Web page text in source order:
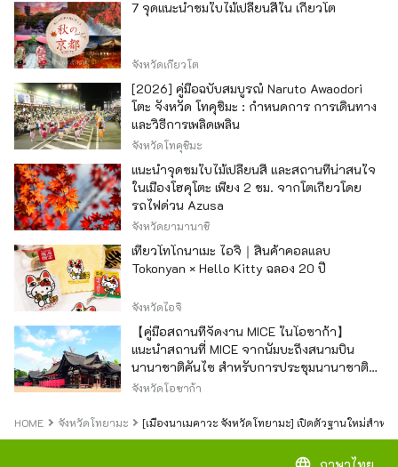
7 จุดแนะนำชมใบไม้เปลี่ยนสีใน เกียวโต
จังหวัดเกียวโต
[2026] คู่มือฉบับสมบูรณ์ Naruto Awaodori
โตะ จังหวัด โทคุชิมะ : กำหนดการ การเดินทาง
และวิธีการเพลิดเพลิน
จังหวัดโทคุชิมะ
แนะนำจุดชมใบไม้เปลี่ยนสี และสถานที่น่าสนใจ
ในเมืองโฮคุโตะ เพียง 2 ชม. จากโตเกียวโดย
รถไฟด่วน Azusa
จังหวัดยามานาชิ
เที่ยวโทโกนาเมะ ไอจิ｜สินค้าคอลแลบ
Tokonyan × Hello Kitty ฉลอง 20 ปี
จังหวัดไอจิ
【คู่มือสถานที่จัดงาน MICE ในโอซาก้า】
แนะนำสถานที่ MICE จากนัมบะถึงสนามบิน
นานาชาติคันไซ สำหรับการประชุมนานาชาติ
และกิจกรรมองค์กร
จังหวัดโอซาก้า
HOME จังหวัดโทยามะ [เมืองนาเมคาวะ จังหวัดโทยามะ] เปิดตัวฐานใหม่สำหรับ